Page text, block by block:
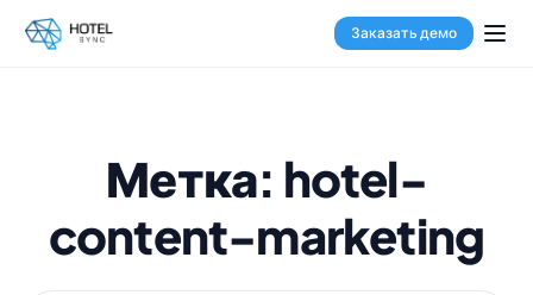
Заказать демо
Метка: hotel-
content-marketing